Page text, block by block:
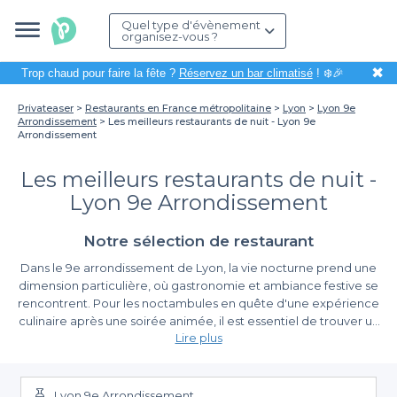
Quel type d'évènement
organisez-vous ?
Trop chaud pour faire la fête ? Réservez un bar climatisé! ❄️🎉 ✖
Privateaser Restaurants en France métropolitaine Lyon
Lyon 9e
Arrondissement
Les meilleurs restaurants de nuit - Lyon 9e
Arrondissement
Les meilleurs restaurants de nuit -
Lyon 9e Arrondissement
Notre sélection de restaurant
Dans le 9e arrondissement de Lyon, la vie nocturne prend une
dimension particulière, où gastronomie et ambiance festive se
rencontrent. Pour les noctambules en quête d'une expérience
culinaire après une soirée animée, il est essentiel de trouver un
restaurant ouvert tard. Que vous soyez curieux de découvrir des
le 9e est une destination qui saura ravir vos papilles jusqu’au bout
de la nuit.
Un Large Choix D'Offres Culinaires
Lire plus